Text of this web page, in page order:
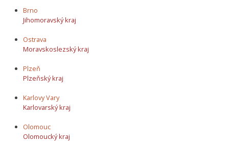
Brno
Jihomoravský kraj
Ostrava
Moravskoslezský kraj
Plzeň
Plzeňský kraj
Karlovy Vary
Karlovarský kraj
Olomouc
Olomoucký kraj